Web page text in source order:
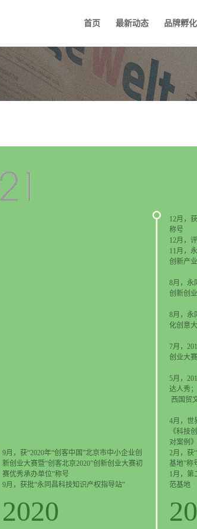
首页 最新动态 品牌孵化
9月，获“2020年“创客中国”北京市中小企业创
新创业大赛暨“创客北京2020”创新创业大赛初
赛优秀承办单位”称号
9月，获批“永同昌科技知识产权指导站”
2020
12月，
称号
12月，
11月，
创新产
8月，永
创新创
8月，永
化创意
7月，
创业大
5月，
达人秀；
西国贸
4月，世
《科技
对案例
2月，获
基地”称
1月，第
范基地